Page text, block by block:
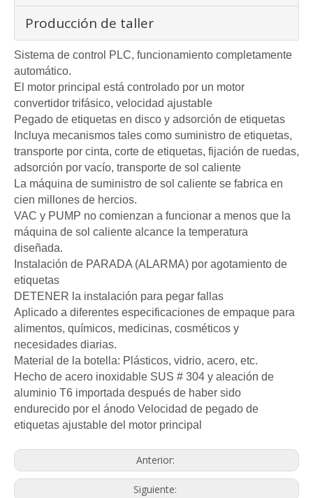
Producción de taller
Sistema de control PLC, funcionamiento completamente
automático.
El motor principal está controlado por un motor
convertidor trifásico, velocidad ajustable
Pegado de etiquetas en disco y adsorción de etiquetas
Incluya mecanismos tales como suministro de etiquetas,
transporte por cinta, corte de etiquetas, fijación de ruedas,
adsorción por vacío, transporte de sol caliente
La máquina de suministro de sol caliente se fabrica en
cien millones de hercios.
VAC y PUMP no comienzan a funcionar a menos que la
máquina de sol caliente alcance la temperatura
diseñada.
Instalación de PARADA (ALARMA) por agotamiento de
etiquetas
DETENER la instalación para pegar fallas
Aplicado a diferentes especificaciones de empaque para
alimentos, químicos, medicinas, cosméticos y
necesidades diarias.
Material de la botella: Plásticos, vidrio, acero, etc.
Hecho de acero inoxidable SUS # 304 y aleación de
aluminio T6 importada después de haber sido
endurecido por el ánodo Velocidad de pegado de
etiquetas ajustable del motor principal
Anterior:
Siguiente: